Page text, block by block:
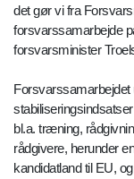
det gør vi fra
forsvarssamarbejde
forsvarsminister
Forsvarssamarbejdet
bl.a. træning,
rådgivere, herunder
kandidatland til EU,